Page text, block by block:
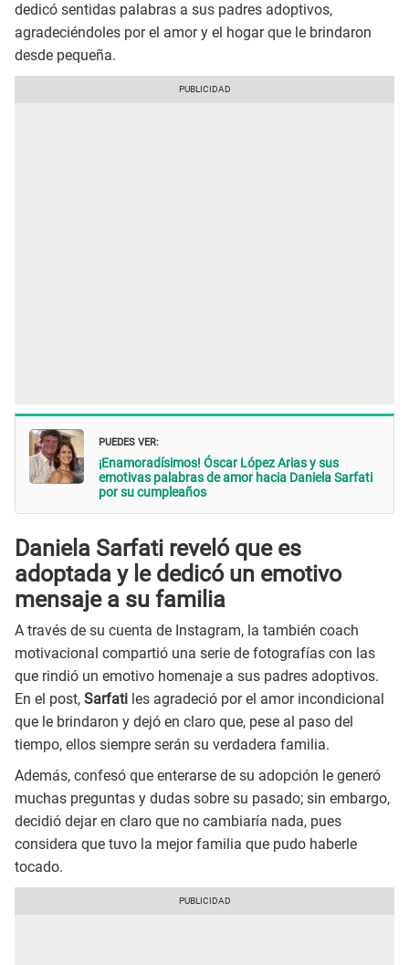
dedicó sentidas palabras a sus padres adoptivos,
agradeciéndoles por el amor y el hogar que le brindaron
desde pequeña.
PUEDES VER:
¡Enamoradísimos! Óscar López Arias y sus
emotivas palabras de amor hacia Daniela Sarfati
por su cumpleaños
Daniela Sarfati reveló que es
adoptada y le dedicó un emotivo
mensaje a su familia
A través de su cuenta de Instagram, la también coach
motivacional compartió una serie de fotografías con las
que rindió un emotivo homenaje a sus padres adoptivos.
En el post, Sarfati les agradeció por el amor incondicional
que le brindaron y dejó en claro que, pese al paso del
tiempo, ellos siempre serán su verdadera familia.
Además, confesó que enterarse de su adopción le generó
muchas preguntas y dudas sobre su pasado; sin embargo,
decidió dejar en claro que no cambiaría nada, pues
considera que tuvo la mejor familia que pudo haberle
tocado.